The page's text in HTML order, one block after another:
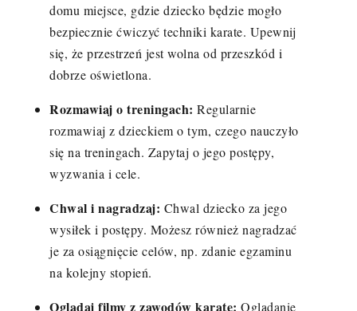
domu miejsce, gdzie dziecko będzie mogło
bezpiecznie ćwiczyć techniki karate. Upewnij
się, że przestrzeń jest wolna od przeszkód i
dobrze oświetlona.
Rozmawiaj o treningach: Regularnie
rozmawiaj z dzieckiem o tym, czego nauczyło
się na treningach. Zapytaj o jego postępy,
wyzwania i cele.
Chwal i nagradzaj: Chwal dziecko za jego
wysiłek i postępy. Możesz również nagradzać
je za osiągnięcie celów, np. zdanie egzaminu
na kolejny stopień.
Oglądaj filmy z zawodów karate: Oglądanie